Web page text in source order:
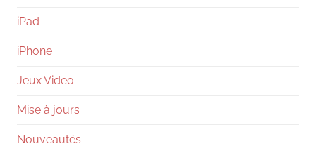
iPad
iPhone
Jeux Video
Mise à jours
Nouveautés